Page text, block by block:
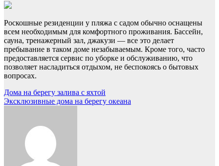
Роскошные резиденции у пляжа с садом обычно оснащены
всем необходимым для комфортного проживания. Бассейн,
сауна, тренажерный зал, джакузи — все это делает
пребывание в таком доме незабываемым. Кроме того, часто
предоставляется сервис по уборке и обслуживанию, что
позволяет насладиться отдыхом, не беспокоясь о бытовых
вопросах.
Навигация
по
Дома на берегу залива с яхтой
Эксклюзивные дома на берегу океана